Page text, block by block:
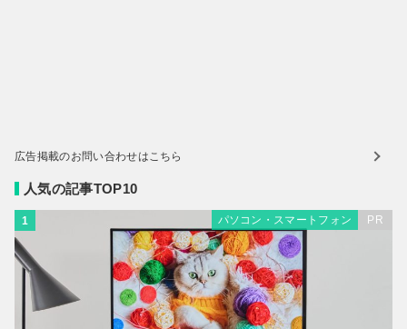
広告掲載のお問い合わせはこちら
人気の記事TOP10
1 パソコン・スマートフォン PR